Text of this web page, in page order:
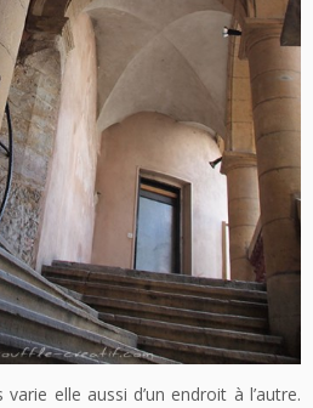
elle aussi d’un endroit à l’autre.